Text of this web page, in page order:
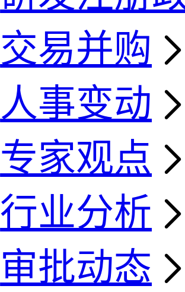
交易并购
人事变动
专家观点
行业分析
审批动态